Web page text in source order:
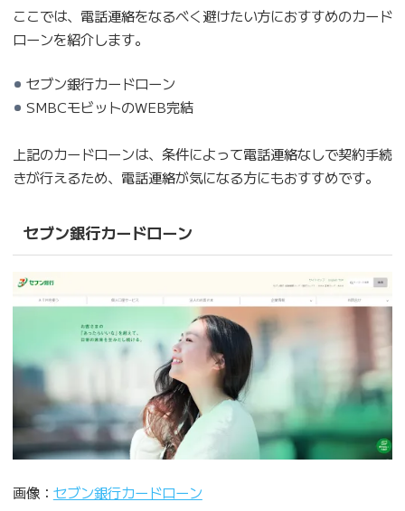
ここでは、電話連絡をなるべく避けたい方におすすめのカード
ローンを紹介します。
セブン銀行カードローン
SMBCモビットのWEB完結
上記のカードローンは、条件によって電話連絡なしで契約手続
きが行えるため、電話連絡が気になる方にもおすすめです。
セブン銀行カードローン
画像： セブン銀行カードローン